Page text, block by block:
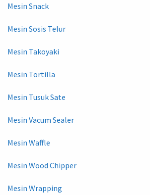
Mesin Snack
Mesin Sosis Telur
Mesin Takoyaki
Mesin Tortilla
Mesin Tusuk Sate
Mesin Vacum Sealer
Mesin Waffle
Mesin Wood Chipper
Mesin Wrapping